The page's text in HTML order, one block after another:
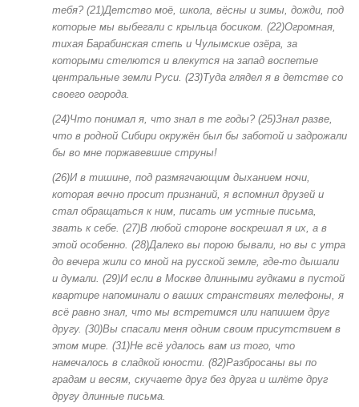
тебя? (21)Детство моё, школа, вёсны и зимы, дожди, под
которые мы выбегали с крыльца босиком. (22)Огромная,
тихая Барабинская степь и Чулымские озёра, за
которыми стелются и влекутся на запад воспетые
центральные земли Руси. (23)Туда глядел я в детстве со
своего огорода.
(24)Что понимал я, что знал в те годы? (25)Знал разве,
что в родной Сибири окружён был бы заботой и задрожали
бы во мне поржавевшие струны!
(26)И в тишине, под размягчающим дыханием ночи,
которая вечно просит признаний, я вспомнил друзей и
стал обращаться к ним, писать им устные письма,
звать к себе. (27)В любой стороне воскрешал я их, а в
этой особенно. (28)Далеко вы порою бывали, но вы с утра
до вечера жили со мной на русской земле, где-то дышали
и думали. (29)И если в Москве длинными гудками в пустой
квартире напоминали о ваших странствиях телефоны, я
всё равно знал, что мы встретимся или напишем друг
другу. (30)Вы спасали меня одним своим присутствием в
этом мире. (31)Не всё удалось вам из того, что
намечалось в сладкой юности. (82)Разбросаны вы по
градам и весям, скучаете друг без друга и шлёте друг
другу длинные письма.